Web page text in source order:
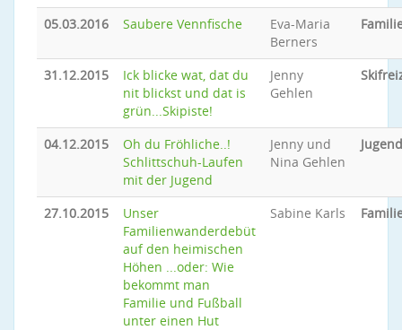
05.03.2016 Saubere Vennfische
Eva-Maria
Berners
31.12.2015
Ick blicke wat, dat du
nit blickst und dat is
grün...Skipiste!
Jenny
Gehlen
04.12.2015
Oh du Fröhliche..!
Schlittschuh-Laufen
mit der Jugend
Jenny und
Nina Gehlen
27.10.2015
Unser
Familienwanderdebüt
auf den heimischen
Höhen ...oder: Wie
bekommt man
Familie und Fußball
unter einen Hut
Sabine Karls